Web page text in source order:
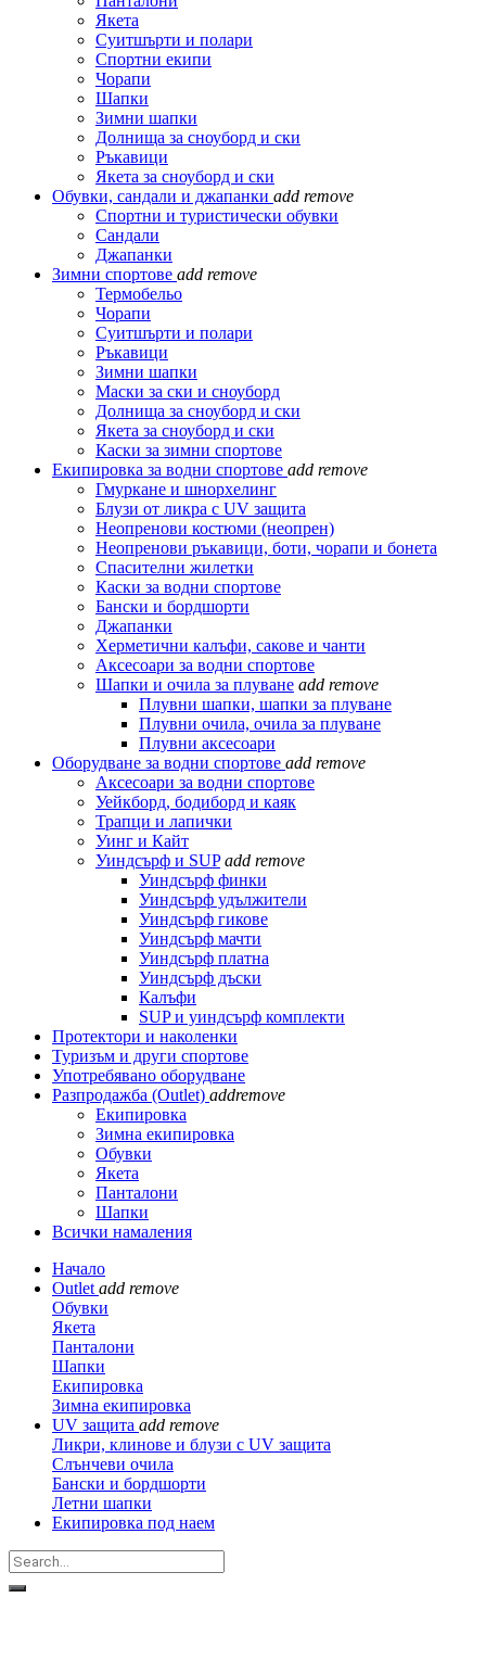
Якета
Суитшърти и полари
Спортни екипи
Чорапи
Шапки
Зимни шапки
Долнища за сноуборд и ски
Ръкавици
Якета за сноуборд и ски
Обувки, сандали и джапанки add remove
Спортни и туристически обувки
Сандали
Джапанки
Зимни спортове add remove
Термобельо
Чорапи
Суитшърти и полари
Ръкавици
Зимни шапки
Маски за ски и сноуборд
Долнища за сноуборд и ски
Якета за сноуборд и ски
Каски за зимни спортове
Екипировка за водни спортове add remove
Гмуркане и шнорхелинг
Блузи от ликра с UV защита
Неопренови костюми (неопрен)
Неопренови ръкавици, боти, чорапи и бонета
Спасителни жилетки
Каски за водни спортове
Бански и бордшорти
Джапанки
Херметични калъфи, сакове и чанти
Аксесоари за водни спортове
Шапки и очила за плуване add remove
Плувни шапки, шапки за плуване
Плувни очила, очила за плуване
Плувни аксесоари
Оборудване за водни спортове add remove
Аксесоари за водни спортове
Уейкборд, бодиборд и каяк
Трапци и лапички
Уинг и Кайт
Уиндсърф и SUP add remove
Уиндсърф финки
Уиндсърф удължители
Уиндсърф гикове
Уиндсърф мачти
Уиндсърф платна
Уиндсърф дъски
Калъфи
SUP и уиндсърф комплекти
Протектори и наколенки
Туризъм и други спортове
Употребявано оборудване
Разпродажба (Outlet) addremove
Екипировка
Зимна екипировка
Обувки
Якета
Панталони
Шапки
Всички намаления
Начало
Outlet add remove
Обувки
Якета
Панталони
Шапки
Екипировка
Зимна екипировка
UV защита add remove
Ликри, клинове и блузи с UV защита
Слънчеви очила
Бански и бордшорти
Летни шапки
Екипировка под наем